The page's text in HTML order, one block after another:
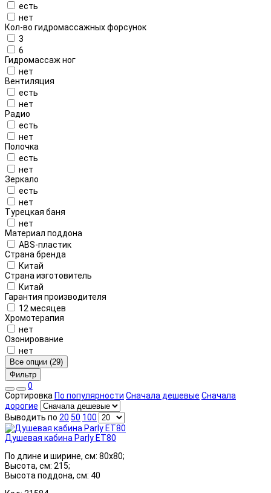
есть
нет
Кол-во гидромассажных форсунок
3
6
Гидромассаж ног
нет
Вентиляция
есть
нет
Радио
есть
нет
Полочка
есть
нет
Зеркало
есть
нет
Турецкая баня
нет
Материал поддона
ABS-пластик
Страна бренда
Китай
Страна изготовитель
Китай
Гарантия производителя
12 месяцев
Хромотерапия
нет
Озонирование
нет
Все опции (29)
Фильтр
0
Сортировка По популярности Сначала дешевые Сначала
дорогие
Выводить по 20 50 100
Душевая кабина Parly ET80
По длине и ширине, см: 80x80;
Высота, см: 215;
Высота поддона, см: 40